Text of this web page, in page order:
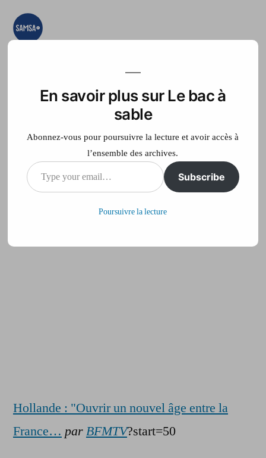
Aller
teste, on expérimente
Accueil France Télé
Publié
par
philippe
20 décembre 2012
Laisser un commentaire
Hollande : "Ouvrir un nouvel âge entre la
France… parBFMTV?start=50
En savoir plus sur Le bac à
sable
Abonnez-vous pour poursuivre la lecture et avoir accès à
l’ensemble des archives.
Type
your
Subscribe
Poursuivre la lecture